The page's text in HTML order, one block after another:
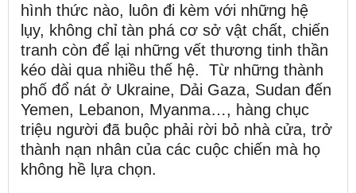
hình thức nào, luôn đi kèm với những hệ
lụy, không chỉ tàn phá cơ sở vật chất, chiến
tranh còn để lại những vết thương tinh thần
kéo dài qua nhiều thế hệ. Từ những thành
phố đổ nát ở Ukraine, Dải Gaza, Sudan đến
Yemen, Lebanon, Myanma…, hàng chục
triệu người đã buộc phải rời bỏ nhà cửa, trở
thành nạn nhân của các cuộc chiến mà họ
không hề lựa chọn.